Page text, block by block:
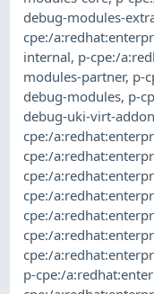
debug-modules-
cpe:/
internal, p-cpe:/
modules-partner, p-
debug-modules, p-
debug-uki-virt-
cpe:/
cpe:/
cpe:/
cpe:/
cpe:/
cpe:/
cpe:/
p-cpe:/